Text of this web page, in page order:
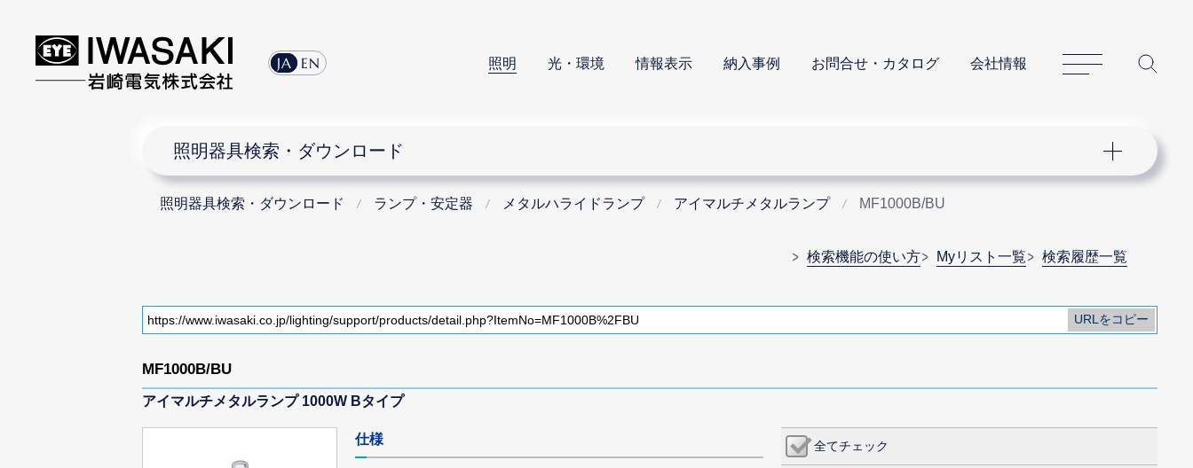
JA EN 照明 光・環境 情報表示 納入事例 お問合せ・カタログ 会社情報
サイトマップ
照明器具検索・ダウンロード
照明器具検索・ダウンロード ランプ・安定器 メタルハライドランプ アイマルチメタルランプ MF1000B/BU
検索機能の使い方 Myリスト一覧 検索履歴一覧
MF1000B/BU
アイマルチメタルランプ 1000W Bタイプ
全てチェック
仕様